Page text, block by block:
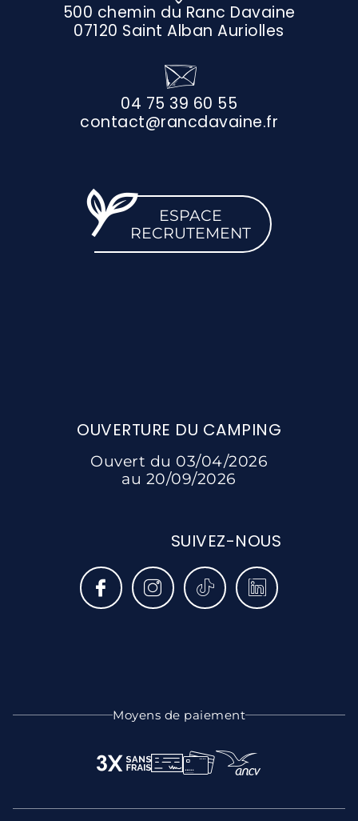
500 chemin du Ranc Davaine
07120 Saint Alban Auriolles
04 75 39 60 55
contact@rancdavaine.fr
ESPACE
RECRUTEMENT
OUVERTURE DU CAMPING
Ouvert du 03/04/2026
au 20/09/2026
SUIVEZ-NOUS
Moyens de paiement